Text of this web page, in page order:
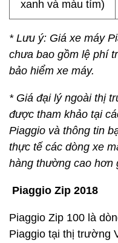
xanh và màu tím)
* Lưu ý: Giá xe máy
chưa bao gồm lệ phí
bảo hiểm xe máy.
* Giá đại lý ngoài thị
được tham khảo tại
Piaggio và thông tin
thực tế các dòng xe
hàng thường cao hơn
Piaggio Zip 2018
Piaggio Zip 100 là
Piaggio tại thị trường